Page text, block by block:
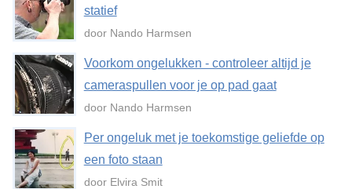
statief
door Nando Harmsen
Voorkom ongelukken - controleer altijd je
cameraspullen voor je op pad gaat
door Nando Harmsen
Per ongeluk met je toekomstige geliefde op
een foto staan
door Elvira Smit